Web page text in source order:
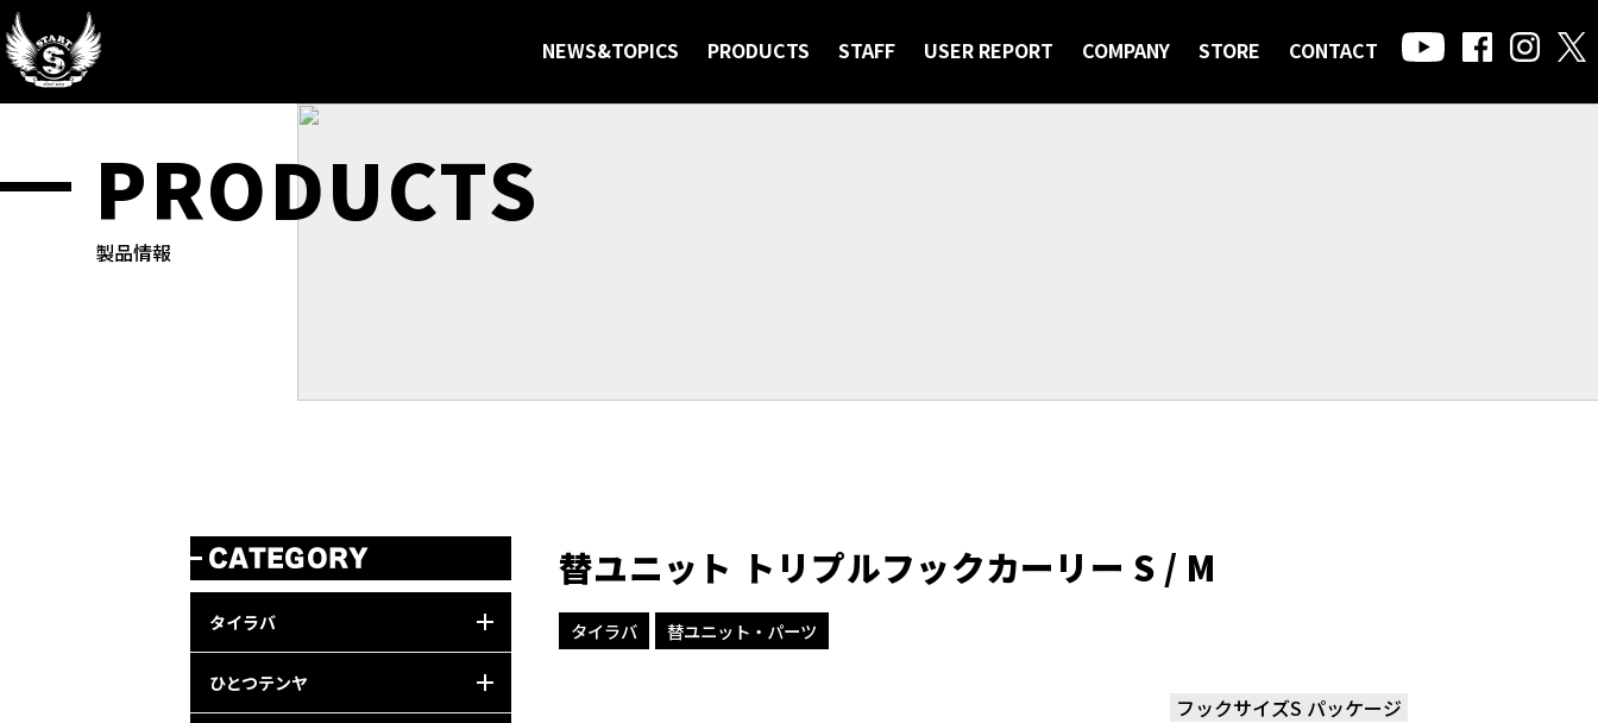
NEWS&TOPICS PRODUCTS STAFF USER REPORT COMPANY STORE CONTACT
PRODUCTS
製品情報
CATEGORY
タイラバ
ひとつテンヤ
替ユニット トリプルフックカーリー S / M
タイラバ 替ユニット・パーツ
フックサイズS パッケージ